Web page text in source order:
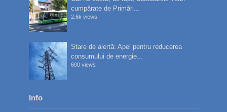
cumpărate de Primări...
2.6k views
Stare de alertă: Apel pentru reducerea
consumului de energie...
600 views
Info